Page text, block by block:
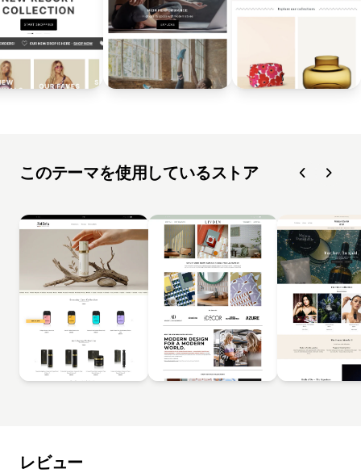
このテーマを使用しているストア
レビュー